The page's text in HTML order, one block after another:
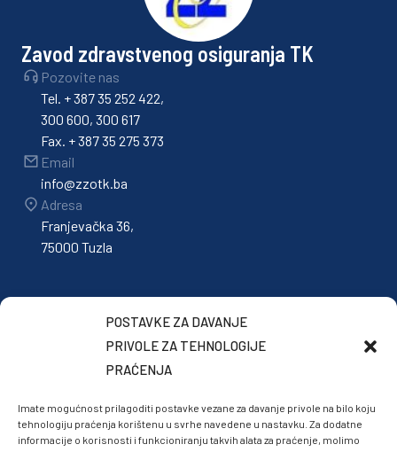
POSTAVKE ZA DAVANJE
PRIVOLE ZA TEHNOLOGIJE
PRAĆENJA
Imate mogućnost prilagoditi postavke vezane za davanje privole na bilo koju
tehnologiju praćenja korištenu u svrhe navedene u nastavku. Za dodatne
informacije o korisnosti i funkcioniranju takvih alata za praćenje, molimo
Zavod zdravstvenog osiguranja TK
Pozovite nas
Tel. + 387 35 252 422,
300 600, 300 617
Fax. + 387 35 275 373
Email
info@zzotk.ba
Adresa
Franjevačka 36,
75000 Tuzla